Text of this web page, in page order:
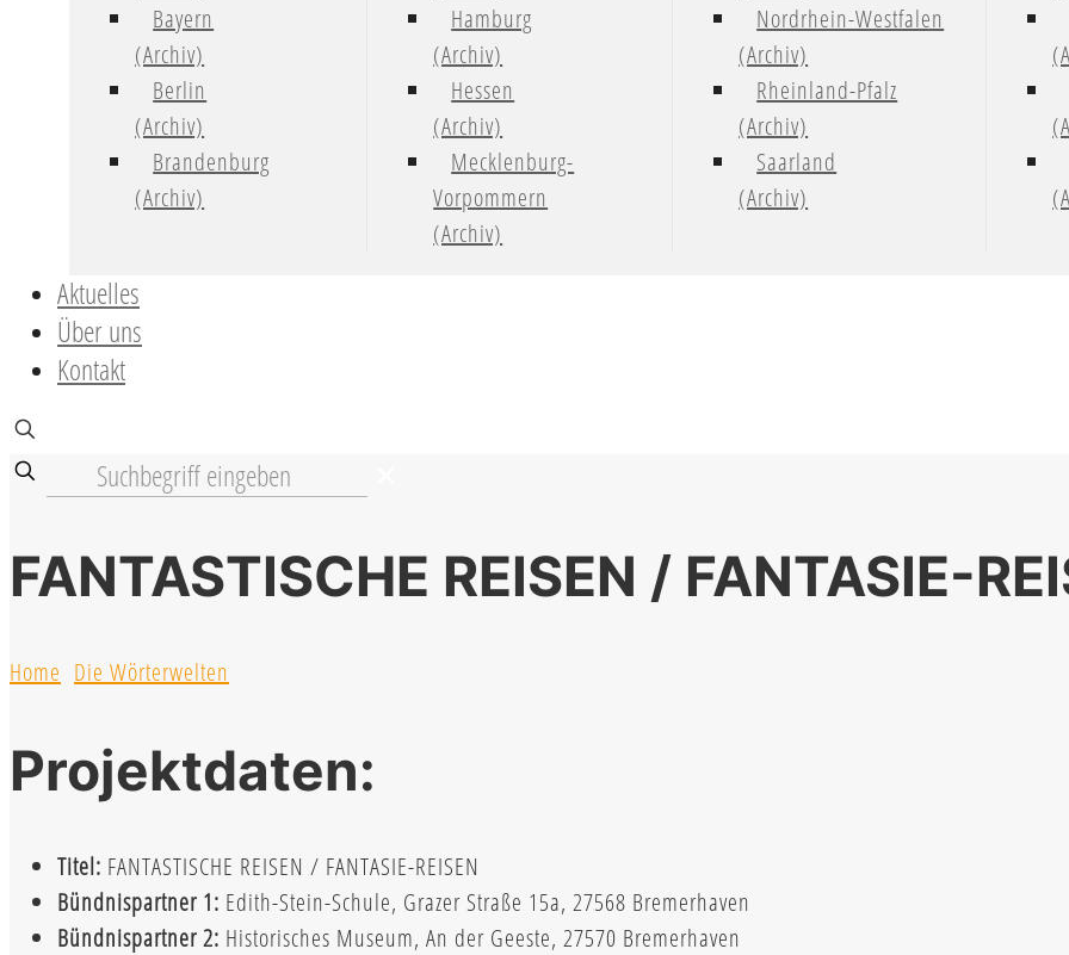
Bayern
(Archiv)
Berlin
(Archiv)
Brandenburg
(Archiv)
Hamburg
(Archiv)
Hessen
(Archiv)
Mecklenburg-
Vorpommern
(Archiv)
Nordrhein-Westfalen
(Archiv)
Rheinland-Pfalz
(Archiv)
Saarland
(Archiv)
Aktuelles
Über uns
Kontakt
FANTASTISCHE REISEN / FANTASIE-
Home Die Wörterwelten
Projektdaten:
Titel: FANTASTISCHE REISEN / FANTASIE-REISEN
Bündnispartner 1: Edith-Stein-Schule, Grazer Straße 15a, 27568 Bremerhaven
Bündnispartner 2: Historisches Museum, An der Geeste, 27570 Bremerhaven